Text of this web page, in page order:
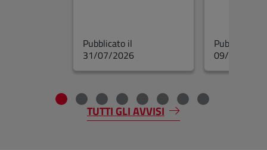
Pubblicato il
31/07/2026
Pubblicato il
09/07/2026
TUTTI GLI AVVISI